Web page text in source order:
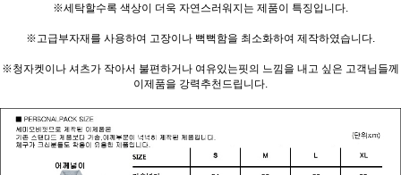
※세탁할수록 색상이 더욱 자연스러워지는 제품이 특징입니다.
※고급부자재를 사용하여 고장이나 뻑뻑함을 최소화하여 제작하였습니다.
※청자켓이나 셔츠가 작아서 불편하거나 여유있는핏의 느낌을 내고 싶은 고객님들께
이제품을 강력추천드립니다.